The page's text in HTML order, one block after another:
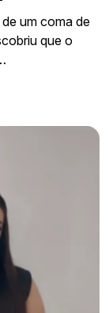
um coma de
que o